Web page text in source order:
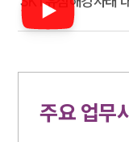
주요 업무